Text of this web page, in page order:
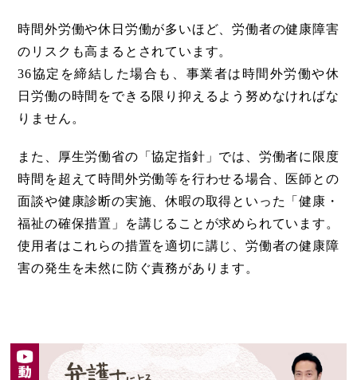
時間外労働や休日労働が多いほど、労働者の健康障害
のリスクも高まるとされています。
36協定を締結した場合も、事業者は時間外労働や休
日労働の時間をできる限り抑えるよう努めなければな
りません。
また、厚生労働省の「協定指針」では、労働者に限度
時間を超えて時間外労働等を行わせる場合、医師との
面談や健康診断の実施、休暇の取得といった「健康・
福祉の確保措置」を講じることが求められています。
使用者はこれらの措置を適切に講じ、労働者の健康障
害の発生を未然に防ぐ責務があります。